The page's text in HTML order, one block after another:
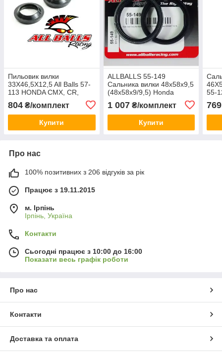
Пильовик вилки
33X46,5X12,5 All Balls 57-
113 HONDA CMX, CR,
SUZUKI RM 65-250
804 ₴/комплект
Купити
ALLBALLS 55-149
Сальника вилки 48x58x9,5
(48x58x9/9,5) Honda
KX450F
1 007₴/комплект
Купити
55-
769
Про нас
100% позитивних з 206 відгуків за рік
Працює з 19.11.2015
м. Ірпінь
Ірпінь, Україна
Контакти
Сьогодні працює з 10:00 до 16:00
Показати весь графік роботи
Про нас
Контакти
Доставка та оплата